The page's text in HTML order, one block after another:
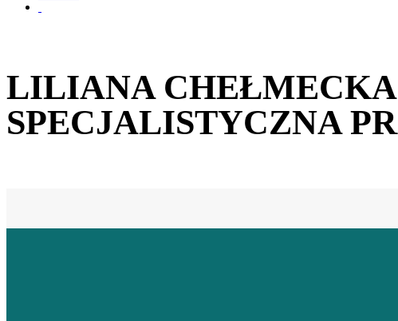
LILIANA
SPECJALISTYCZNA